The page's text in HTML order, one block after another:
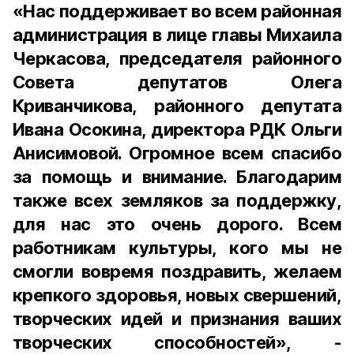
«Нас поддерживает во всем районная
администрация в лице главы Михаила
Черкасова, председателя районного
Совета депутатов Олега
Криванчикова, районного депутата
Ивана Осокина, директора РДК Ольги
Анисимовой. Огромное всем спасибо
за помощь и внимание. Благодарим
также всех земляков за поддержку,
для нас это очень дорого. Всем
работникам культуры, кого мы не
смогли вовремя поздравить, желаем
крепкого здоровья, новых свершений,
творческих идей и признания ваших
творческих способностей», -